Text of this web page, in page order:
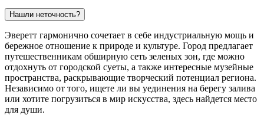
Нашли неточность?
Эверетт гармонично сочетает в себе индустриальную мощь и
бережное отношение к природе и культуре. Город предлагает
путешественникам обширную сеть зеленых зон, где можно
отдохнуть от городской суеты, а также интересные музейные
пространства, раскрывающие творческий потенциал региона.
Независимо от того, ищете ли вы уединения на берегу залива
или хотите погрузиться в мир искусства, здесь найдется место
для души.